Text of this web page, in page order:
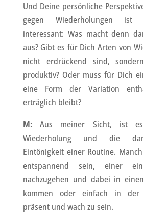
Und Deine persönliche
gegen Wiederholungen ist
interessant: Was macht denn
aus? Gibt es für Dich Arten von
nicht erdrückend sind,
produktiv? Oder muss für Dich
eine Form der Variation
erträglich bleibt?
M:Aus meiner Sicht, ist
Wiederholung und die
Eintönigkeit einer Routine.
entspannend sein, einer
nachzugehen und dabei in
kommen oder einfach in der
präsent und wach zu sein.